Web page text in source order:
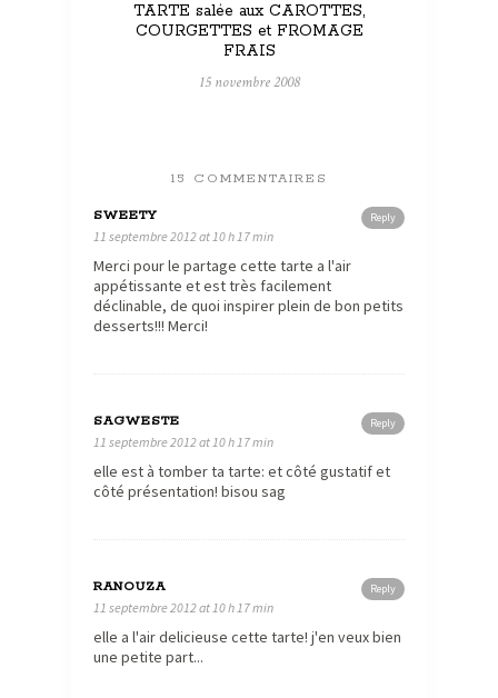
TARTE salée aux CAROTTES,
COURGETTES et FROMAGE
FRAIS
15 novembre 2008
15 COMMENTAIRES
Reply
SWEETY
11 septembre 2012 at 10 h 17 min
Merci pour le partage cette tarte a l'air
appétissante et est très facilement
déclinable, de quoi inspirer plein de bon petits
desserts!!! Merci!
Reply
SAGWESTE
11 septembre 2012 at 10 h 17 min
elle est à tomber ta tarte: et côté gustatif et
côté présentation! bisou sag
Reply
RANOUZA
11 septembre 2012 at 10 h 17 min
elle a l'air delicieuse cette tarte! j'en veux bien
une petite part...